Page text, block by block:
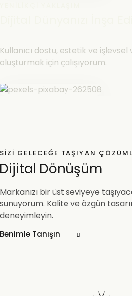
Kullanıcı dostu, estetik ve
oluşturmak için çalışıyorum.
SIZI GELECEĞE TAŞIYAN
Dijital Dönüşüm
Markanızı bir üst seviyeye
sunuyorum. Kalite ve özgün
deneyimleyin.
Benimle Tanışın